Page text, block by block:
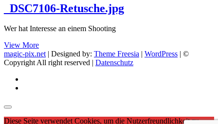
_DSC7106-Retusche.jpg
Wer hat Interesse an einem Shooting
View More_DSC7106-
Retusche.jpg
magic-pix.net| Designed by: Theme Freesia | WordPress | ©
Copyright All right reserved | Datenschutz
Diese Seite verwendet Cookies, um die Nutzerfreundlichkeit zu